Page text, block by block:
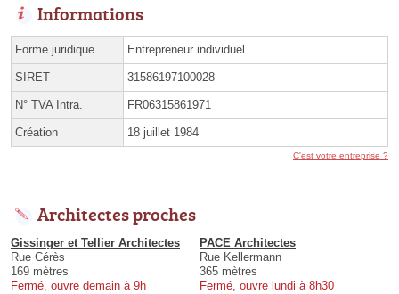
Informations
Forme juridique Entrepreneur individuel
SIRET 31586197100028
N° TVA Intra. FR06315861971
Création 18 juillet 1984
C'est votre entreprise ?
Architectes proches
Gissinger et Tellier Architectes
Rue Cérès
169 mètres
Fermé, ouvre demain à 9h
PACE Architectes
Rue Kellermann
365 mètres
Fermé, ouvre lundi à 8h30